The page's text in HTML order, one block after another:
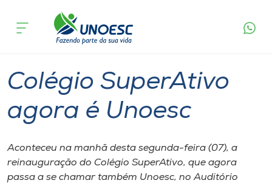
Cursos
Portal de Ensino
Colégio SuperAtivo
agora é Unoesc
Aconteceu na manhã desta segunda-feira (07), a
reinauguração do Colégio SuperAtivo, que agora
passa a se chamar também Unoesc, no Auditório